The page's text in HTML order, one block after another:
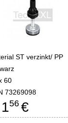
ST verzinkt/ PP
60
73269098
156 €